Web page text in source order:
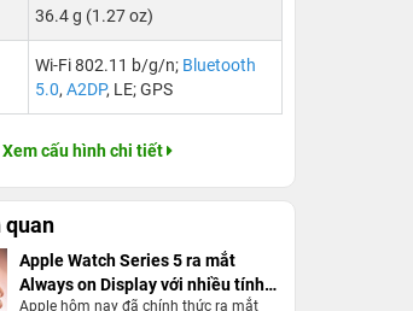
36.4 g (1.27 oz)
Wi-Fi 802.11 b/g/n; Bluetooth
5.0, A2DP, LE; GPS
Xem cấu hình chi tiết
quan
Apple Watch Series 5 ra mắt
Always on Display với nhiều tính
Apple hôm nay đã chính thức ra mắt